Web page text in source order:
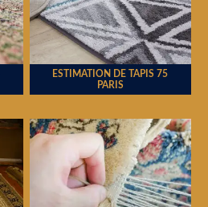
ESTIMATION DE TAPIS 75
PARIS